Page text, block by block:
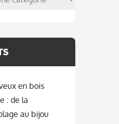
en bois
: de la
au bijou